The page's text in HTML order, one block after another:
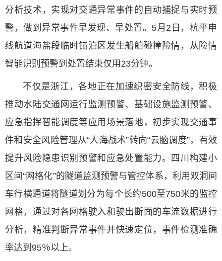
分析技术，实现对交通异常事件的自动捕捉与实时预
警，做到异常事件早发现、早处置。5月2日，杭平申
线航道海盐段临时锚泊区发生船舶碰撞险情，从险情
智能识别预警到处置结束仅用23分钟。
不仅是浙江，各地正在加速织密安全防线，积极
推动水陆交通网运行监测预警、基础设施监测预警、
应急指挥智能调度等应用场景落地，初步实现交通事
件和安全风险管理从“人海战术”转向“云脑调度”，有效
提升风险隐患识别预警和应急处置能力。四川构建小
区间“网格化”的隧道监测预警与管控体系，利用双洞间
车行横通道将隧道划分为每个长约500至750米的监控
网格，通过对各网格驶入和驶出断面的车流数据进行
分析，精准判断异常事件并快速定位，事件检测准确
率达到95％以上。